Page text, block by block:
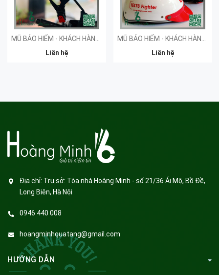
Liên hệ
Liên hệ
Địa chỉ: Trụ sở: Tòa nhà Hoàng Minh - số 21/36 Ái Mộ, Bồ Đề,
Long Biên, Hà Nội
0946 440 008
hoangminhquatang@gmail.com
HƯỚNG DẪN